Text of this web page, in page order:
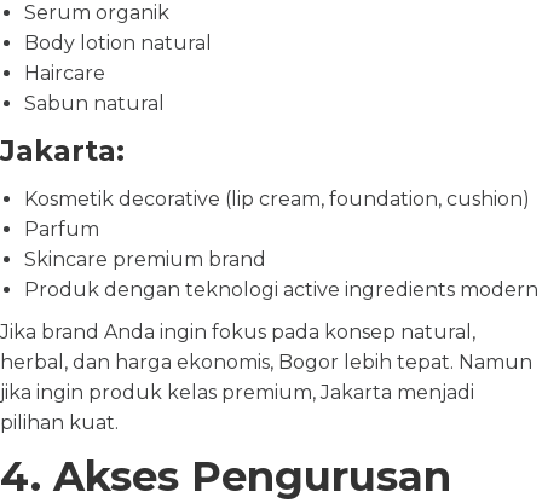
Serum organik
Body lotion natural
Haircare
Sabun natural
Jakarta:
Kosmetik decorative (lip cream, foundation, cushion)
Parfum
Skincare premium brand
Produk dengan teknologi active ingredients modern
Jika brand Anda ingin fokus pada konsep natural,
herbal, dan harga ekonomis, Bogor lebih tepat. Namun
jika ingin produk kelas premium, Jakarta menjadi
pilihan kuat.
4. Akses Pengurusan